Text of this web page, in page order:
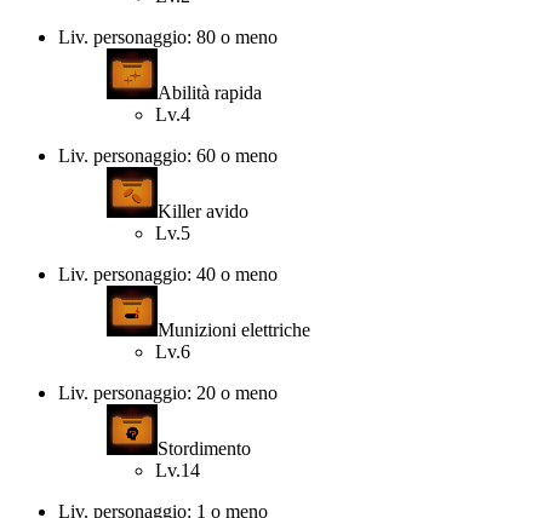
Liv. personaggio: 80 o meno
Abilità rapida
Lv.4
Liv. personaggio: 60 o meno
Killer avido
Lv.5
Liv. personaggio: 40 o meno
Munizioni elettriche
Lv.6
Liv. personaggio: 20 o meno
Stordimento
Lv.14
Liv. personaggio: 1 o meno